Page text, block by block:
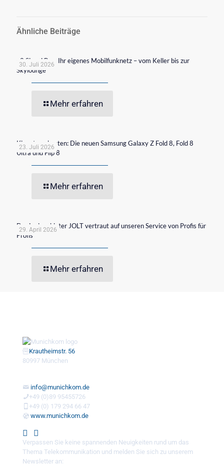
Ähnliche Beiträge
30. Juli 2026
o2 Signal Box: Ihr eigenes Mobilfunknetz – vom Keller bis zur
Skylounge
Mehr erfahren
23. Juli 2026
Klappt am besten: Die neuen Samsung Galaxy Z Fold 8, Fold 8
Ultra und Flip 8
Mehr erfahren
29. April 2026
Der Ladeanbieter JOLT vertraut auf unseren Service von Profis für
Profis
Mehr erfahren
Krautheimstr. 56
80997 München
info@munichkom.de
+49 (0)89 95455726
+49 (0) 179 294 66 47
www.munichkom.de
Verpassen Sie keine spannenden Neuigkeiten rund um das
Thema Telekommunikation und melden Sie sich zu unserem
Newsletter an: